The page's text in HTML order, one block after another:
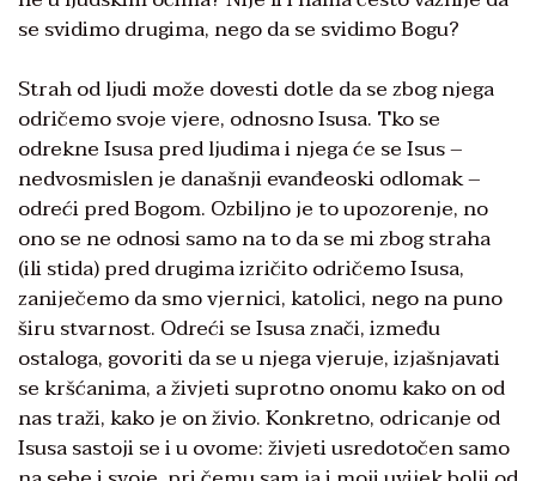
se svidimo drugima, nego da se svidimo Bogu?
Strah od ljudi može dovesti dotle da se zbog njega
odričemo svoje vjere, odnosno Isusa. Tko se
odrekne Isusa pred ljudima i njega će se Isus –
nedvosmislen je današnji evanđeoski odlomak –
odreći pred Bogom. Ozbiljno je to upozorenje, no
ono se ne odnosi samo na to da se mi zbog straha
(ili stida) pred drugima izričito odričemo Isusa,
zaniječemo da smo vjernici, katolici, nego na puno
širu stvarnost. Odreći se Isusa znači, između
ostaloga, govoriti da se u njega vjeruje, izjašnjavati
se kršćanima, a živjeti suprotno onomu kako on od
nas traži, kako je on živio. Konkretno, odricanje od
Isusa sastoji se i u ovome: živjeti usredotočen samo